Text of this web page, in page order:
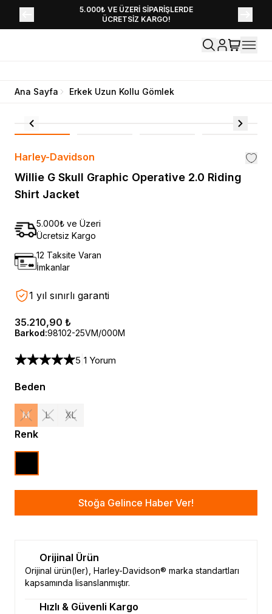
5.000₺ VE ÜZERİ SİPARİŞLERDE
ÜCRETSİZ KARGO!
YENİ SEZON KOLEKSİYONU EKLENDİ,
HEMEN KEŞFET!
Ana Sayfa Erkek Uzun Kollu Gömlek
Harley-Davidson
Willie G Skull Graphic Operative 2.0 Riding
Shirt Jacket
5.000₺ ve Üzeri
Ücretsiz Kargo
12 Taksite Varan
İmkanlar
1 yıl sınırlı garanti
35.210,90 ₺
Barkod:98102-25VM/000M
5 1 Yorum
Beden
M L XL
Renk
Stoğa Gelince Haber Ver!
Orijinal Ürün
Orijinal ürün(ler), Harley-Davidson® marka standartları
kapsamında lisanslanmıştır.
Hızlı & Güvenli Kargo